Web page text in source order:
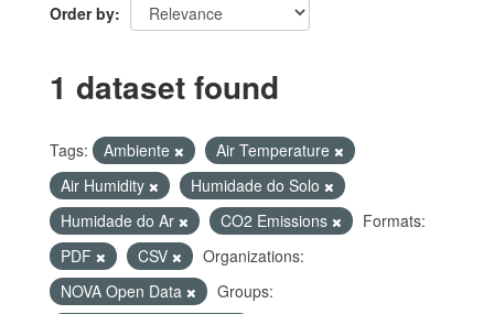
Order by
1 dataset found
Tags: Ambiente
Air Temperature
Air Humidity
Humidade do Solo
Humidade do Ar
CO2 Emissions
Formats:
PDF
CSV
Organizations:
NOVA Open Data
Groups: